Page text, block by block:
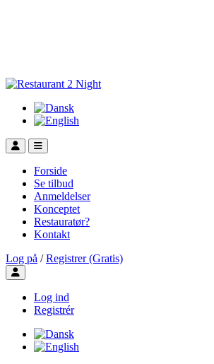
Forside
Se tilbud
Anmeldelser
Konceptet
Restauratør?
Kontakt
Log på / Registrer (Gratis)
Toggle user menu
Log ind
Registrér